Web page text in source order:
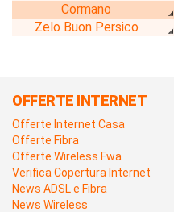
Cormano
Zelo Buon Persico
OFFERTE INTERNET
Offerte Internet Casa
Offerte Fibra
Offerte Wireless Fwa
Verifica Copertura Internet
News ADSL e Fibra
News Wireless